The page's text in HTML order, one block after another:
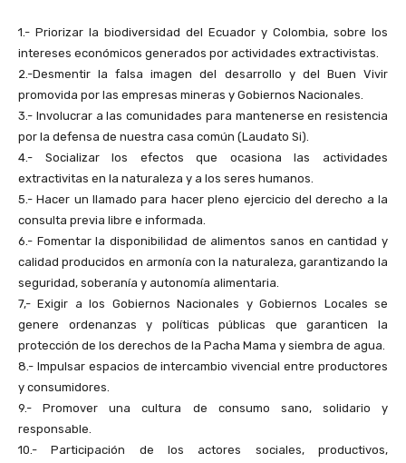
1.- Priorizar la biodiversidad del Ecuador y Colombia, sobre los
intereses económicos generados por actividades extractivistas.
2.-Desmentir la falsa imagen del desarrollo y del Buen Vivir
promovida por las empresas mineras y Gobiernos Nacionales.
3.- Involucrar a las comunidades para mantenerse en resistencia
por la defensa de nuestra casa común (Laudato Si).
4.- Socializar los efectos que ocasiona las actividades
extractivitas en la naturaleza y a los seres humanos.
5.- Hacer un llamado para hacer pleno ejercicio del derecho a la
consulta previa libre e informada.
6.- Fomentar la disponibilidad de alimentos sanos en cantidad y
calidad producidos en armonía con la naturaleza, garantizando la
seguridad, soberanía y autonomía alimentaria.
7,- Exigir a los Gobiernos Nacionales y Gobiernos Locales se
genere ordenanzas y políticas públicas que garanticen la
protección de los derechos de la Pacha Mama y siembra de agua.
8.- Impulsar espacios de intercambio vivencial entre productores
y consumidores.
9.- Promover una cultura de consumo sano, solidario y
responsable.
10.- Participación de los actores sociales, productivos,